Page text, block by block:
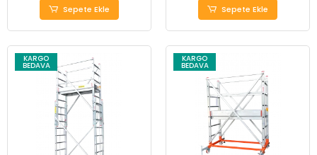
Sepete Ekle Sepete Ekle
KARGO
BEDAVA
KARGO
BEDAVA